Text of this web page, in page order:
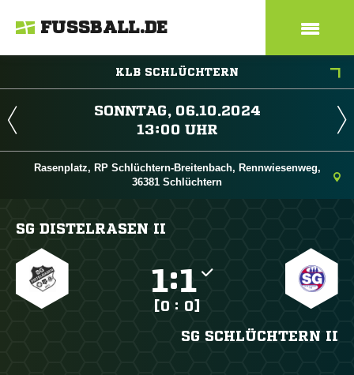
FUSSBALL.DE
KLB SCHLÜCHTERN
 
 
Rasenplatz, RP Schlüchtern-Breitenbach, Rennwiesenweg,
36381 Schlüchtern
SG DISTELRASEN II
:
[0 : 0]
SG SCHLÜCHTERN II